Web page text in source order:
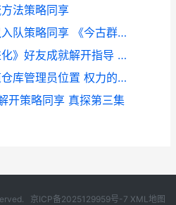
法策略同享
《今古群侠传》锦毛鼠入队策略同享 《今古群侠传》 修改器
《万物皆可蟹：动物进化》好友成就解开指导 万物皆可蟹游戏
权力的游戏：国王大道仓库管理员位置 权力的游戏国王劳勃
开策略同享 真探第三集
京ICP备2025129959号-7 XML地图